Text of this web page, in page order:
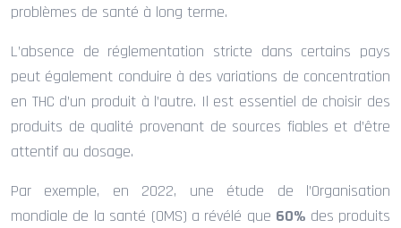
problèmes de santé à long terme.
L’absence de réglementation stricte dans certains pays
peut également conduire à des variations de concentration
en THC d’un produit à l’autre. Il est essentiel de choisir des
produits de qualité provenant de sources fiables et d’être
attentif au dosage.
Par exemple, en 2022, une étude de l’Organisation
mondiale de la santé (OMS) a révélé que 60% des produits